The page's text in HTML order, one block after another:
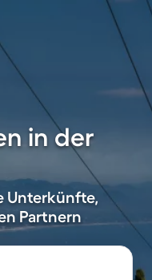
in der
Unterkünfte,
Partnern